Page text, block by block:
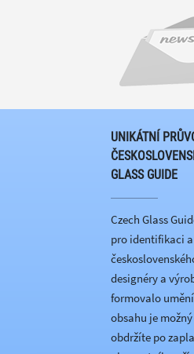
UNIKÁTNÍ
GLASS GUIDE
Czech Glass
pro identifikaci
designéry a
formovalo
obsahu je
obdržíte po